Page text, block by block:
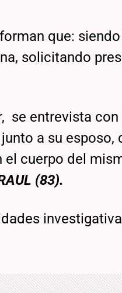
que:
solicitando
entrevista con
a su esposo,
cuerpo del
(83).